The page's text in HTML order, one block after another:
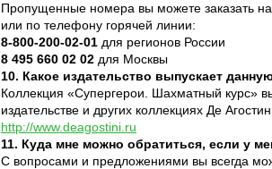
Пропущенные номера вы можете заказать
или по телефону горячей линии:
8-800-200-02-01 для регионов России
8 495 660 02 02 для Москвы
10. Какое издательство выпускает
Коллекция «Супергерои. Шахматный курс»
издательстве и других коллекциях Де
http://www.deagostini.ru
11. Куда мне можно обратиться, если у
С вопросами и предложениями вы всегда